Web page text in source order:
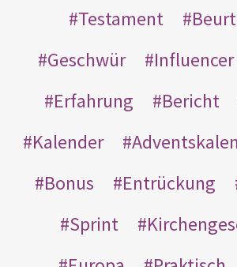
Testament
Geschwür
Influencer
Erfahrung
Bericht
Kalender
Bonus
Entrückung
Sprint